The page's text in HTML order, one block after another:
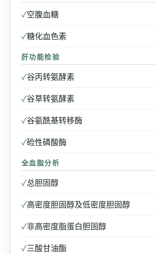
✓空腹血糖
✓糖化血色素
肝功能检验
✓谷丙转氨酵素
✓谷草转氨酵素
✓谷氨酰基转移酶
✓硷性磷酸酶
全血脂分析
✓总胆固醇
✓高密度胆固醇及低密度胆固醇
✓非高密度脂蛋白胆固醇
✓三酸甘油酯